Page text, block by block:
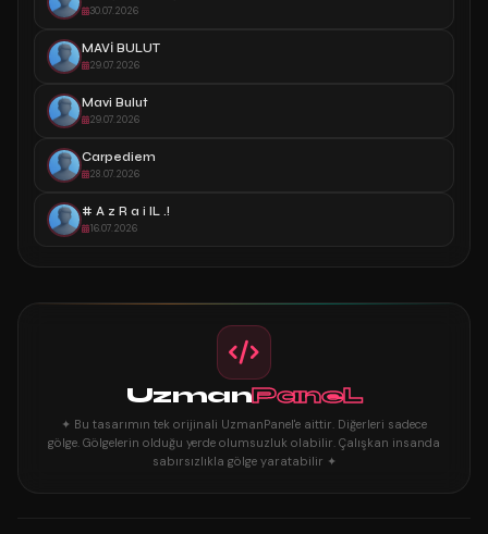
30.07.2026
MAVİ BULUT
29.07.2026
Mavi Bulut
29.07.2026
Carpediem
28.07.2026
# A z R a i lL .!
16.07.2026
UzmanPaneL
✦ Bu tasarımın tek orijinali UzmanPanel'e aittir. Diğerleri sadece
gölge. Gölgelerin olduğu yerde olumsuzluk olabilir. Çalışkan insanda
sabırsızlıkla gölge yaratabilir ✦